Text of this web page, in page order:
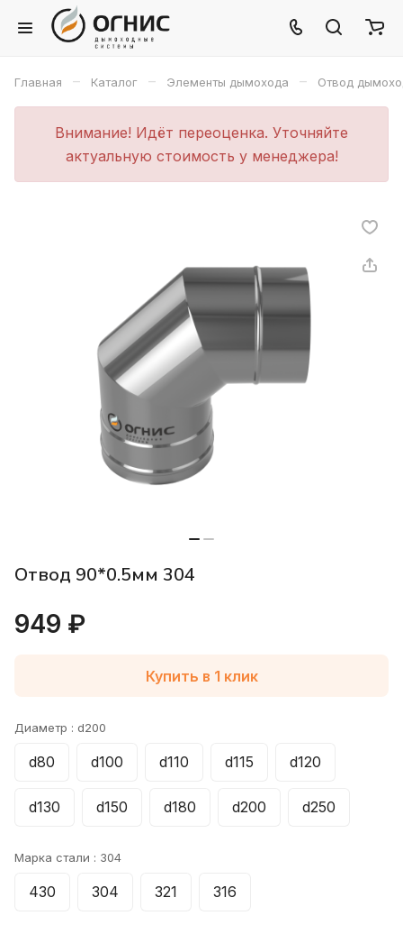
Главная – Каталог – Элементы дымохода – Отвод
Внимание! Идёт переоценка. Уточняйте
актуальную стоимость у менеджера!
Отвод 90*0.5мм 304
949 ₽
Купить в 1 клик
Диаметр : d200
d80 d100 d110 d115 d120
d130 d150 d180 d200 d250
Марка стали : 304
430 304 321 316